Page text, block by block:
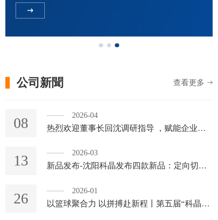
公司新聞 查看更多
08 2026-04
热烈欢迎董事长回沈调研指导 ，赋能企业高质量发展
13 2026-03
新品发布-沈阳科晶发布四款新品：定向切割一体机、双盘压力研磨机、真空旋涂机、电解抛光仪
26 2026-01
以篮球聚合力 以拼搏赴新程丨第五届“科晶杯”篮球争霸赛圆满落幕